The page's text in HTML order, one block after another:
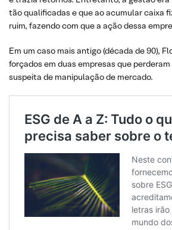
tão qualificadas e que ao acumular caixa
ruim, fazendo com que a ação dessa
Em um caso mais antigo (década de 90),
forçados em duas empresas que
suspeita de manipulação de mercado.